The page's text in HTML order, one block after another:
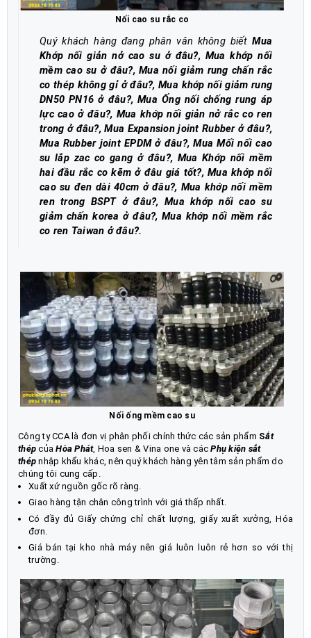
Nối cao su rắc co
Quý khách hàng đang phân vân không biếtMua
Khớp nối giản nở cao su ở đâu?, Mua khớp nối
mềm cao su ở đâu?, Mua nối giảm rung chấn rắc
co thép không gỉ ở đâu?, Mua khớp nối giảm rung
DN50 PN16 ở đâu?, Mua Ống nối chống rung áp
lực cao ở đâu?, Mua khớp nối giản nở rắc co ren
trong ở đâu?, Mua Expansion joint Rubber ở đâu?,
Mua Rubber joint EPDM ở đâu?, Mua Mối nối cao
su lắp zac co gang ở đâu?, Mua Khớp nối mềm
hai đầu rắc co kẽm ở đâu giá tốt?, Mua khớp nối
cao su đen dài 40cm ở đâu?, Mua khớp nối mềm
ren trong BSPT ở đâu?, Mua khớp nối cao su
giảm chấn korea ở đâu?, Mua khớp nối mềm rắc
co ren Taiwan ở đâu?.
Nối ống mềm cao su
Công ty CCA là đơn vị phân phối chính thức các sản phẩm Sắt
thép củaHòa Phát, Hoa sen & Vina one và các Phụ kiện sắt
thép nhập khẩu khác, nên quý khách hàng yên tâm sản phẩm do
chúng tôi cung cấp.
Xuất xứ nguồn gốc rõ ràng.
Giao hàng tận chân công trình với giá thấp nhất.
Có đầy đủ Giấy chứng chỉ chất lượng, giấy xuất xưởng, Hóa
đơn.
Giá bán tại kho nhà máy nên giá luôn luôn rẻ hơn so với thị
trường.